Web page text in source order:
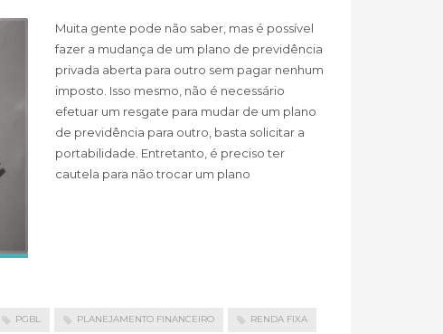
Muita gente pode não saber, mas é possível
fazer a mudança de um plano de previdência
privada aberta para outro sem pagar nenhum
imposto. Isso mesmo, não é necessário
efetuar um resgate para mudar de um plano
de previdência para outro, basta solicitar a
portabilidade. Entretanto, é preciso ter
cautela para não trocar um plano
PGBL PLANEJAMENTO FINANCEIRO RENDA FIXA